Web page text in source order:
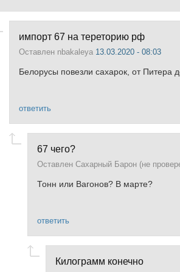
импорт 67 на тереторию рф
Оставлен nbakaleya 13.03.2020 - 08:03
Белорусы повезли сахарок, от Питера
ответить
67 чего?
Оставлен Сахарный Барон (не
Тонн или Вагонов? В марте?
ответить
Килограмм конечно